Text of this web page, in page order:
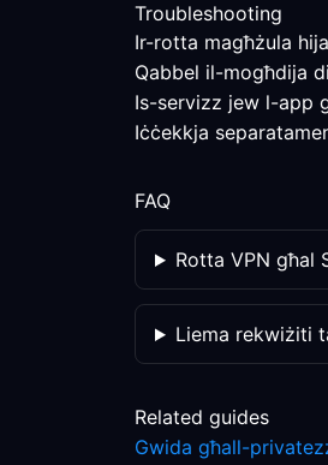
Troubleshooting
Ir-rotta magħżula
Qabbel il-mogħdija
Is-servizz jew l-app
Iċċekkja
FAQ
Rotta VPN għal
Liema rekwiżiti
Related guides
Gwida għall-